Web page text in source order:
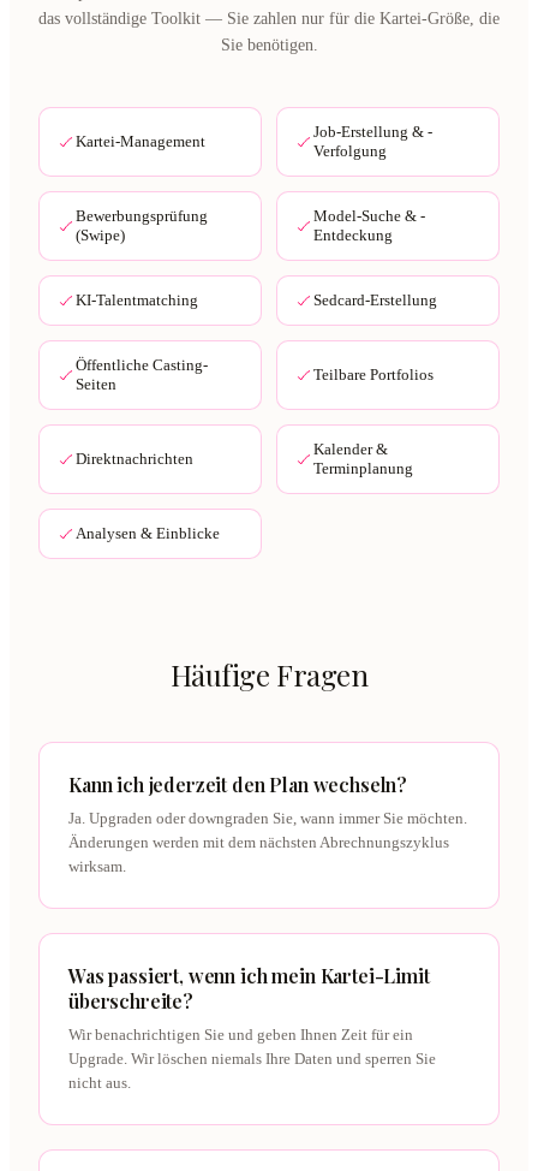
das vollständige Toolkit — Sie zahlen nur für die Kartei-Größe, die
Sie benötigen.
Kartei-Management
Job-Erstellung & -
Verfolgung
Bewerbungsprüfung
(Swipe)
Model-Suche & -
Entdeckung
KI-Talentmatching Sedcard-Erstellung
Öffentliche Casting-
Seiten
Teilbare Portfolios
Direktnachrichten
Kalender &
Terminplanung
Analysen & Einblicke
Häufige Fragen
Kann ich jederzeit den Plan wechseln?
Ja. Upgraden oder downgraden Sie, wann immer Sie möchten.
Änderungen werden mit dem nächsten Abrechnungszyklus
wirksam.
Was passiert, wenn ich mein Kartei-Limit
überschreite?
Wir benachrichtigen Sie und geben Ihnen Zeit für ein
Upgrade. Wir löschen niemals Ihre Daten und sperren Sie
nicht aus.